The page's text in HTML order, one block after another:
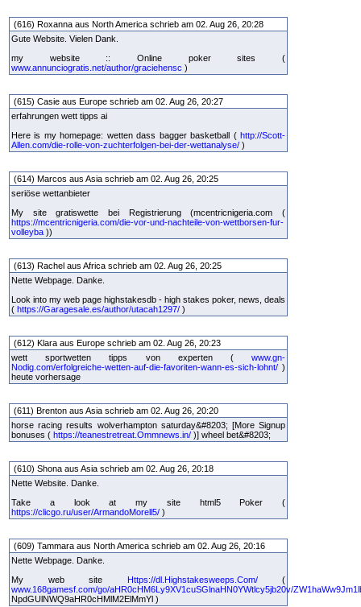
(616) Roxanna aus North America schrieb am 02. Aug 26, 20:28
Gute Website. Vielen Dank.
my website :: Online poker sites (
www.annunciogratis.net/author/graciehensc )
(615) Casie aus Europe schrieb am 02. Aug 26, 20:27
erfahrungen wett tipps ai
Here is my homepage: wetten dass bagger basketball ( http://Scott-
Allen.com/die-rolle-von-zuchterfolgen-bei-der-wettanalyse/ )
(614) Marcos aus Asia schrieb am 02. Aug 26, 20:25
seriöse wettanbieter
My site gratiswette bei Registrierung (mcentricnigeria.com (
https://mcentricnigeria.com/die-vor-und-nachteile-von-wettborsen-fur-
volleyba ))
(613) Rachel aus Africa schrieb am 02. Aug 26, 20:25
Nette Webpage. Danke.
Look into my web page highstakesdb - high stakes poker, news, deals
( https://Garagesale.es/author/utacah1297/ )
(612) Klara aus Europe schrieb am 02. Aug 26, 20:23
wett sportwetten tipps von experten ( www.gn-
Nodig.com/erfolgreiche-wetten-auf-die-favoriten-wann-es-sich-lohnt/ )
heute vorhersage
(611) Brenton aus Asia schrieb am 02. Aug 26, 20:20
horse racing results wolverhampton saturday&#8203; [More Signup
bonuses ( https://teanestretreat.Ommnews.in/ )] wheel bet&#8203;
(610) Shona aus Asia schrieb am 02. Aug 26, 20:18
Nette Website. Danke.
Take a look at my site html5 Poker (
https://clicgo.ru/user/ArmandoMorell5/ )
(609) Tammara aus North America schrieb am 02. Aug 26, 20:16
Nette Webpage. Danke.
My web site
Https://dl.Highstakesweeps.Com/(
www.168gamesf.com/go/aHR0cHM6Ly9XV1cuSGlnaHN0YWtlcy5jb20v/
NpdGUlNWQ9aHR0cHMlM2ElMmYl )